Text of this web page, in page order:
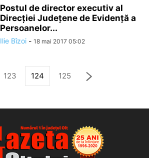
Postul de director executiv al
Direcţiei Judeţene de Evidenţă a
Persoanelor...
Ilie Bîzoi - 18 mai 2017 05:02
123 124 125